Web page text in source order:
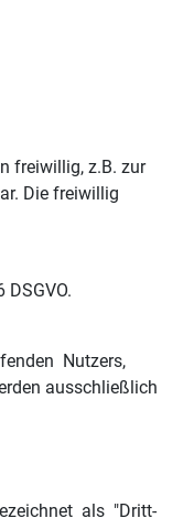
freiwillig, z.B. zur
Die freiwillig
Nutzers,
ausschließlich
als "Dritt-